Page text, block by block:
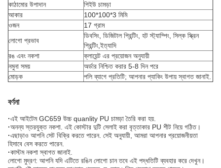
কাঠামোর উপাদান
পিইউ চামড়া
আকার
100*100*3 মিমি
ওজন
17 গ্রাম
লোগো প্রভাব
ডিবসিং, ডিজিটাল প্রিন্টিং, হট স্ট্যাম্পিং, সিল্ক স্ক্রিন
প্রিন্টিং,ইত্যাদি
রঙ এবং নকশা
ক্লায়েন্ট এর প্রয়োজন অনুযায়ী
নমুনা সময়
অর্ডার নিশ্চিত করার 5-8 দিন পরে
মোড়ক
পলি ব্যাগে প্রতিটি; আপনার প্যাকিং উপায় স্বাগত জানাই.
বর্ণনা
·এই আইটেম GC659 উচ্চ quanlity PU চামড়া তৈরি করা হয়.
·অনন্য স্তরযুক্ত নকশা. এই কোস্টার দুটি সেলাই করা বৃত্তাকার PU শীট নিয়ে গঠিত।
·এছাড়াও আপনি সেট বিক্রি করতে পারেন. সেই অনুযায়ী, আমরা আপনার প্রয়োজনীয়তা
হিসাবে বেস করতে পারেন.
·কাস্টম নকশা স্বাগত জানাই.
লোগো মুদ্রণ: আপনি যদি এটিতে রঙিন লোগো চান তবে এই পদ্ধতিটি ব্যবহার করে দেখুন।